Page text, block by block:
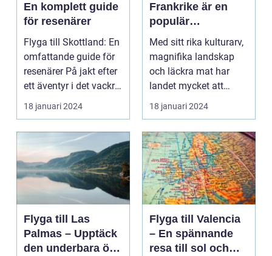
En komplett guide
för resenärer
Flyga till Skottland: En
omfattande guide för
resenärer På jakt efter
ett äventyr i det vackra
Skot...
18 januari 2024
Frankrike är en
populär
destination för
många resenärer
Med sitt rika kulturarv,
magnifika landskap
och läckra mat har
landet mycket att
erbjuda. I denna ar...
18 januari 2024
Flyga till Las
Palmas – Upptäck
den underbara ön
Flyga till Valencia
– En spännande
resa till sol och